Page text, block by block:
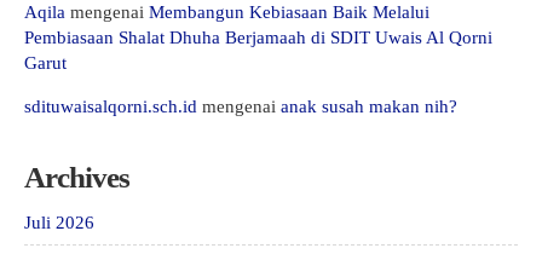
Aqila mengenai Membangun Kebiasaan Baik Melalui
Pembiasaan Shalat Dhuha Berjamaah di SDIT Uwais Al Qorni
Garut
sdituwaisalqorni.sch.id mengenai anak susah makan nih?
Archives
Juli 2026